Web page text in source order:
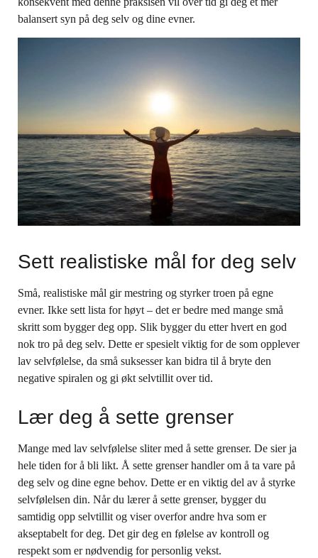
balansert syn på deg selv og dine evner.
Sett realistiske mål for deg selv
Små, realistiske mål gir mestring og styrker troen på egne
evner. Ikke sett lista for høyt – det er bedre med mange små
skritt som bygger deg opp. Slik bygger du etter hvert en god
nok tro på deg selv. Dette er spesielt viktig for de som opplever
lav selvfølelse, da små suksesser kan bidra til å bryte den
negative spiralen og gi økt selvtillit over tid.
Lær deg å sette grenser
Mange med lav selvfølelse sliter med å sette grenser. De sier ja
hele tiden for å bli likt. Å sette grenser handler om å ta vare på
deg selv og dine egne behov. Dette er en viktig del av å styrke
selvfølelsen din. Når du lærer å sette grenser, bygger du
samtidig opp selvtillit og viser overfor andre hva som er
akseptabelt for deg. Det gir deg en følelse av kontroll og
respekt som er nødvendig for personlig vekst.